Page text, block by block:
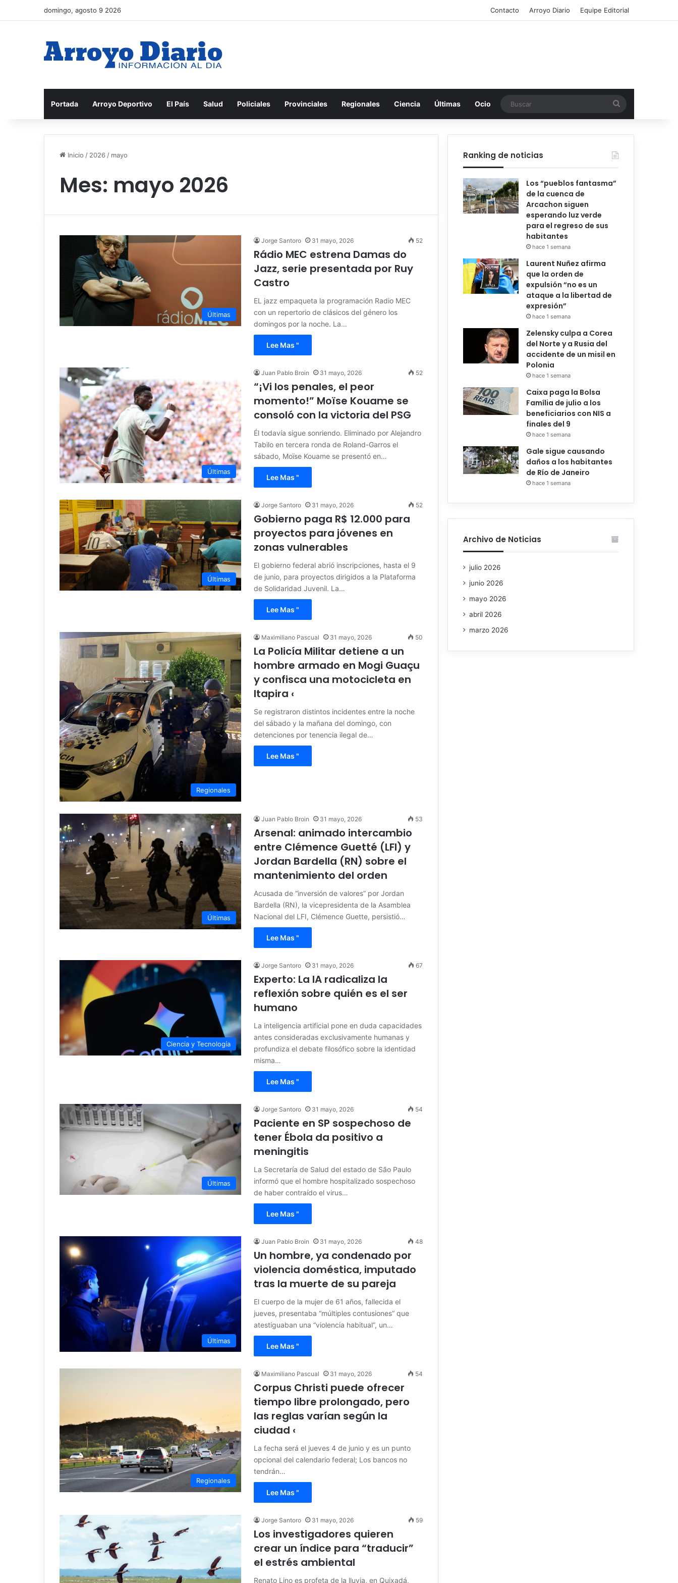
domingo, agosto 9 2026 Contacto Arroyo Diario Equipe Editorial
Portada Arroyo Deportivo El País Salud Policiales Provinciales Regionales Ciencia Últimas Ocio
Inicio / 2026 / mayo
Mes: mayo 2026
Últimas
Jorge Santoro 31 mayo, 2026 52
Rádio MEC estrena Damas do
Jazz, serie presentada por Ruy
Castro
EL jazz empaqueta la programación Radio MEC
con un repertorio de clásicos del género los
domingos por la noche. La…
Lee Mas "
Últimas
Juan Pablo Broin 31 mayo, 2026 52
“¡Vi los penales, el peor
momento!” Moïse Kouame se
consoló con la victoria del PSG
Él todavía sigue sonriendo. Eliminado por Alejandro
Tabilo en tercera ronda de Roland-Garros el
sábado, Moïse Kouame se presentó en…
Lee Mas "
Últimas
Jorge Santoro 31 mayo, 2026 52
Gobierno paga R$ 12.000 para
proyectos para jóvenes en
zonas vulnerables
El gobierno federal abrió inscripciones, hasta el 9
de junio, para proyectos dirigidos a la Plataforma
de Solidaridad Juvenil. La…
Lee Mas "
Regionales
Maximiliano Pascual 31 mayo, 2026 50
La Policía Militar detiene a un
hombre armado en Mogi Guaçu
y confisca una motocicleta en
Itapira ‹
Se registraron distintos incidentes entre la noche
del sábado y la mañana del domingo, con
detenciones por tenencia ilegal de…
Lee Mas "
Últimas
Juan Pablo Broin 31 mayo, 2026 53
Arsenal: animado intercambio
entre Clémence Guetté (LFI) y
Jordan Bardella (RN) sobre el
mantenimiento del orden
Acusada de “inversión de valores” por Jordan
Bardella (RN), la vicepresidenta de la Asamblea
Nacional del LFI, Clémence Guette, persistió…
Lee Mas "
Ciencia y Tecnología
Jorge Santoro 31 mayo, 2026 67
Experto: La IA radicaliza la
reflexión sobre quién es el ser
humano
La inteligencia artificial pone en duda capacidades
antes consideradas exclusivamente humanas y
profundiza el debate filosófico sobre la identidad
misma…
Lee Mas "
Últimas
Jorge Santoro 31 mayo, 2026 54
Paciente en SP sospechoso de
tener Ébola da positivo a
meningitis
La Secretaría de Salud del estado de São Paulo
informó que el hombre hospitalizado sospechoso
de haber contraído el virus…
Lee Mas "
Últimas
Juan Pablo Broin 31 mayo, 2026 48
Un hombre, ya condenado por
violencia doméstica, imputado
tras la muerte de su pareja
El cuerpo de la mujer de 61 años, fallecida el
jueves, presentaba “múltiples contusiones” que
atestiguaban una “violencia habitual”, un…
Lee Mas "
Regionales
Maximiliano Pascual 31 mayo, 2026 54
Corpus Christi puede ofrecer
tiempo libre prolongado, pero
las reglas varían según la
ciudad ‹
La fecha será el jueves 4 de junio y es un punto
opcional del calendario federal; Los bancos no
tendrán…
Lee Mas "
Jorge Santoro 31 mayo, 2026 59
Los investigadores quieren
crear un índice para “traducir”
el estrés ambiental
Renato Lino es profeta de la lluvia, en Quixadá,
Ranking de noticias
Los “pueblos fantasma”
de la cuenca de
Arcachon siguen
esperando luz verde
para el regreso de sus
habitantes
hace 1 semana
Laurent Nuñez afirma
que la orden de
expulsión “no es un
ataque a la libertad de
expresión”
hace 1 semana
Zelensky culpa a Corea
del Norte y a Rusia del
accidente de un misil en
Polonia
hace 1 semana
Caixa paga la Bolsa
Família de julio a los
beneficiarios con NIS a
finales del 9
hace 1 semana
Gale sigue causando
daños a los habitantes
de Río de Janeiro
hace 1 semana
Archivo de Noticias
julio 2026
junio 2026
mayo 2026
abril 2026
marzo 2026